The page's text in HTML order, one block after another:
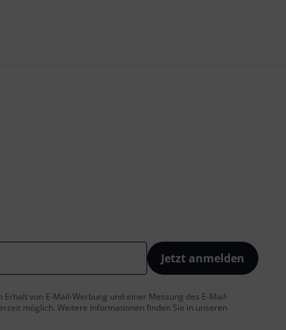
Jetzt anmelden
Erhalt von E-Mail-Werbung und einer Messung des E-Mail-
möglich. Weitere Informationen finden Sie in unseren